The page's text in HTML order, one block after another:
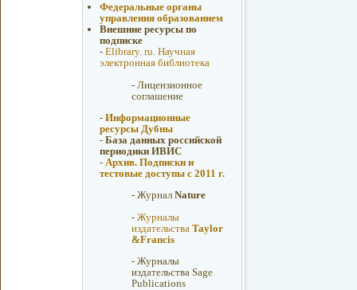
Федеральные органы
управления образованием
Внешние ресурсы по
подписке
- Elibrary. ru. Научная
электронная библиотека
- Лицензионное
соглашение
- Информационные
ресурсы Дубны
- База данных российской
периодики ИВИС
- Архив. Подписки и
тестовые доступы с 2011 г.
- Журнал Nature
- Журналы
издательства Taylor
&Francis
- Журналы
издательства Sage
Publications